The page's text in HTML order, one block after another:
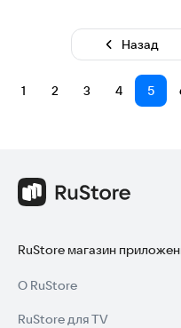
Назад
1 2 3 4 5
RuStore магазин
О RuStore
RuStore для TV